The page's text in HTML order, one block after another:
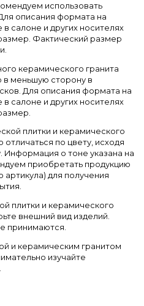
использовать
описания формата на
в салоне и других носителях
Фактический размер
керамического гранита
в меньшую сторону в
Для описания формата на
в салоне и других носителях
плитки и керамического
отличаться по цвету, исходя
Информация о тоне указана на
приобретать продукцию
артикула) для получения
плитки и керамического
внешний вид изделий.
принимаются.
и керамическим гранитом
изучайте